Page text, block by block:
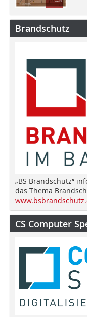
Brandschutz
„BS Brandschutz“
das Thema
CS Computer